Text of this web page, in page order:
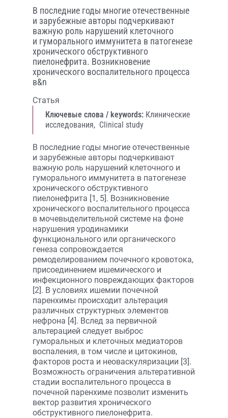
В последние годы многие отечественные
и зарубежные авторы подчеркивают
важную роль нарушений клеточного
и гуморального иммунитета в патогенезе
хронического обструктивного
пиелонефрита. Возникновение
хронического воспалительного процесса
в&n
Статья
Ключевые слова / keywords: Клинические
исследования, Clinical study
В последние годы многие отечественные
и зарубежные авторы подчеркивают
важную роль нарушений клеточного и
гуморального иммунитета в патогенезе
хронического обструктивного
пиелонефрита [1, 5]. Возникновение
хронического воспалительного процесса
в мочевыделительной системе на фоне
нарушения уродинамики
функционального или органического
генеза сопровождается
ремоделированием почечного кровотока,
присоединением ишемического и
инфекционного повреждающих факторов
[2]. В условиях ишемии почечной
паренхимы происходит альтерация
различных структурных элементов
нефрона [4]. Вслед за первичной
альтерацией следует выброс
гуморальных и клеточных медиаторов
воспаления, в том числе и цитокинов,
факторов роста и неоваскуляризации [3].
Возможность ограничения альтеративной
стадии воспалительного процесса в
почечной паренхиме позволит изменить
вектор развития хронического
обструктивного пиелонефрита.